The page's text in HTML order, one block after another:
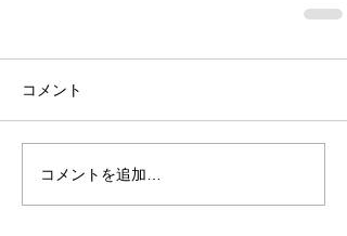
コメント
コメントを追加…